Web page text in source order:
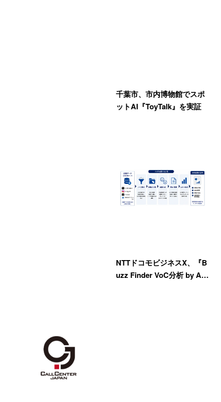
千葉市、市内博物館でスポ
ットAI『ToyTalk』を実証
NTTドコモビジネスX、『B
uzz Finder VoC分析 by A…